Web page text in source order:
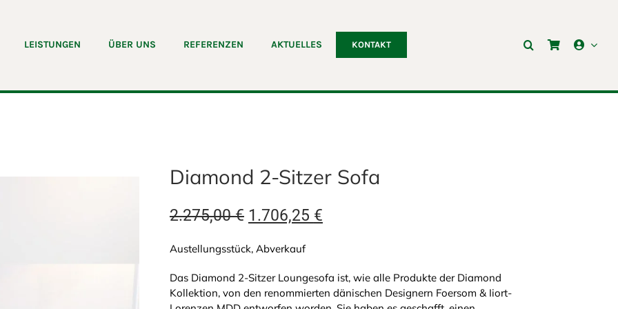
LEISTUNGEN ÜBER UNS REFERENZEN AKTUELLES KONTAKT
Diamond 2-Sitzer Sofa
2.275,00€ Ursprünglicher
2.275,00 €
1.706,25 €Aktueller
1.706,25 €.
Austellungsstück, Abverkauf
Das Diamond 2-Sitzer Loungesofa ist, wie alle Produkte der Diamond
Kollektion, von den renommierten dänischen Designern Foersom & Iiort-